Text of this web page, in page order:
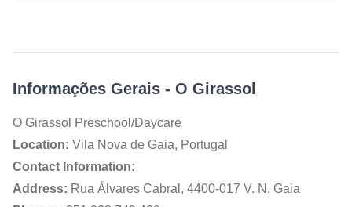
Informações Gerais - O Girassol
O Girassol Preschool/Daycare
Location: Vila Nova de Gaia, Portugal
Contact Information:
Address: Rua Álvares Cabral, 4400-017 V. N. Gaia